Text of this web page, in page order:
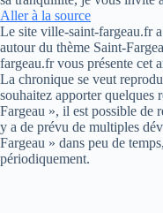
Aller à la source
Le site ville-saint-fargeau.fr
autour du thème Saint-
fargeau.fr vous présente cet
La chronique se veut
souhaitez apporter quelques
Fargeau », il est possible de
y a de prévu de multiples
Fargeau » dans peu de
périodiquement.